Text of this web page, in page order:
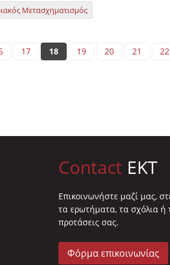
Μετασχηματισμός
17 18 19 20 21 22
Contact EKT
Επικοινωνήστε μαζί μας,
τα ερωτήματα, τα σχόλια ή
προτάσεις σας.
Φόρμα επικοινωνίας